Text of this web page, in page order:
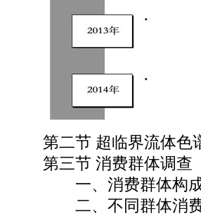
第二节 超临界流体色
第三节 消费群体调查
一、消费群体构
二、不同群体消费